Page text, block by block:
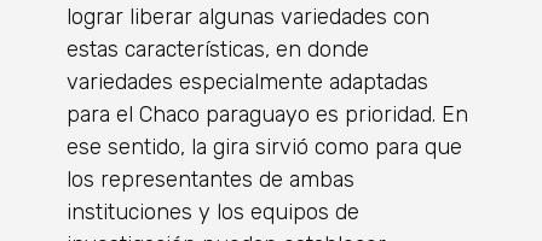
lograr liberar algunas variedades con
estas características, en donde
variedades especialmente adaptadas
para el Chaco paraguayo es prioridad. En
ese sentido, la gira sirvió como para que
los representantes de ambas
instituciones y los equipos de